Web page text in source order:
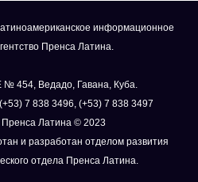
информационное
Пренса Латина.
№ 454, Ведадо, Гавана, Куба.
7 838 3496, (+53) 7 838 3497
Пренса Латина © 2023
и разработан отделом развития
отдела Пренса Латина.